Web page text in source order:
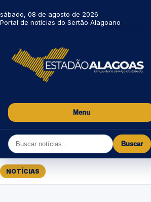
sábado, 08 de agosto de 2026
Portal de notícias do Sertão Alagoano
Menu
Buscar
NOTÍCIAS